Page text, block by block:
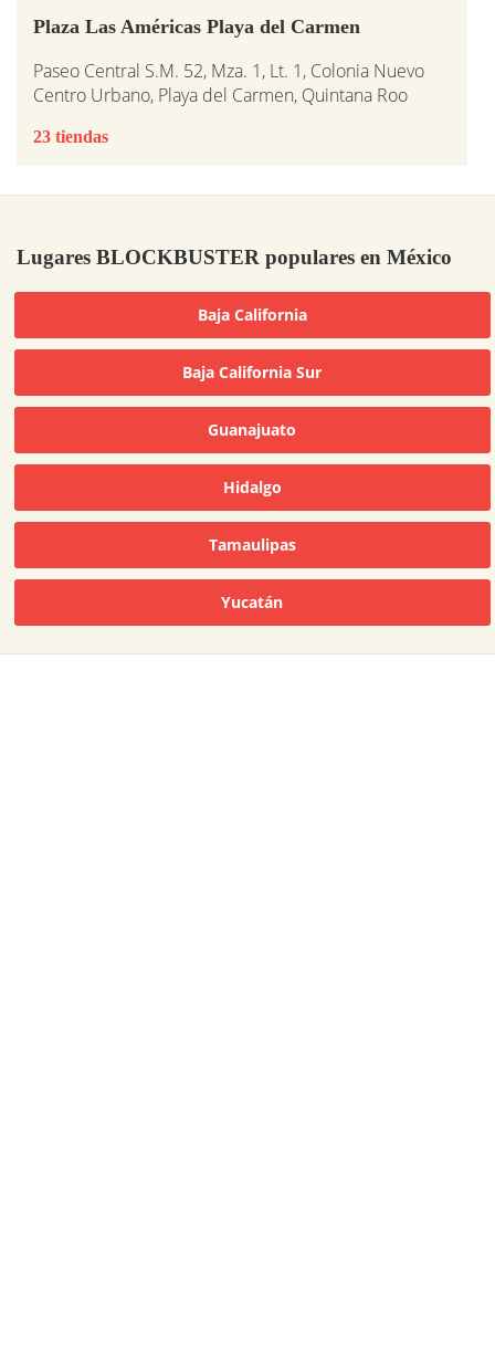
Plaza Las Américas Playa del Carmen
Paseo Central S.M. 52, Mza. 1, Lt. 1, Colonia Nuevo
Centro Urbano, Playa del Carmen, Quintana Roo
23 tiendas
Lugares BLOCKBUSTER populares en México
Baja California
Baja California Sur
Guanajuato
Hidalgo
Tamaulipas
Yucatán